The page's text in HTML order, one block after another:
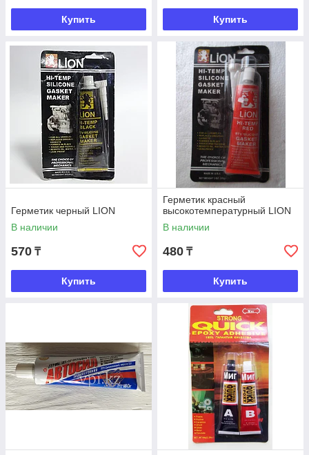
Купить Купить
Герметик черный LION
В наличии
570 ₸
Купить
Герметик красный
высокотемпературный LION
В наличии
480 ₸
Купить